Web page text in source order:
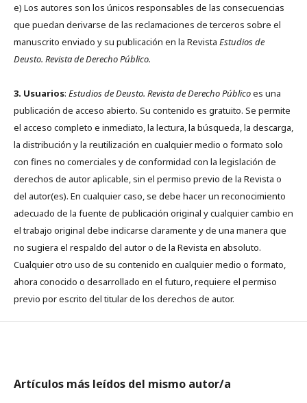
e) Los autores son los únicos responsables de las consecuencias
que puedan derivarse de las reclamaciones de terceros sobre el
manuscrito enviado y su publicación en la Revista Estudios de
Deusto. Revista de Derecho Público.
3. Usuarios: Estudios de Deusto. Revista de Derecho Públicoes una
publicación de acceso abierto. Su contenido es gratuito. Se permite
el acceso completo e inmediato, la lectura, la búsqueda, la descarga,
la distribución y la reutilización en cualquier medio o formato solo
con fines no comerciales y de conformidad con la legislación de
derechos de autor aplicable, sin el permiso previo de la Revista o
del autor(es). En cualquier caso, se debe hacer un reconocimiento
adecuado de la fuente de publicación original y cualquier cambio en
el trabajo original debe indicarse claramente y de una manera que
no sugiera el respaldo del autor o de la Revista en absoluto.
Cualquier otro uso de su contenido en cualquier medio o formato,
ahora conocido o desarrollado en el futuro, requiere el permiso
previo por escrito del titular de los derechos de autor.
Artículos más leídos del mismo autor/a